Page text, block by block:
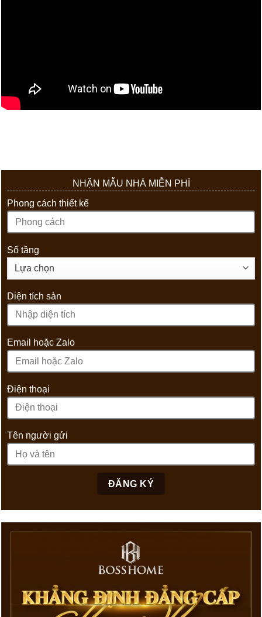
NHẬN MẪU NHÀ MIỄN PHÍ
Phong cách thiết kế
Số tầng
Diện tích sàn
Email hoặc Zalo
Điện thoại
Tên người gửi